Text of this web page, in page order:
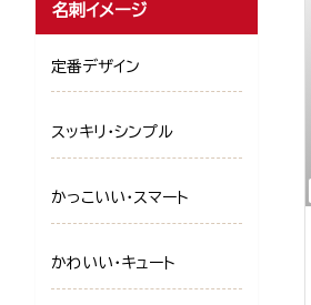
名刺イメージ
定番デザイン
スッキリ・シンプル
かっこいい・スマート
かわいい・キュート